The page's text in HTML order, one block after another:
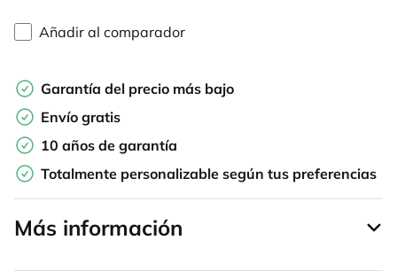
Añadir al comparador
Garantía del precio más bajo
Envío gratis
10 años de garantía
Totalmente personalizable según tus preferencias
Más información